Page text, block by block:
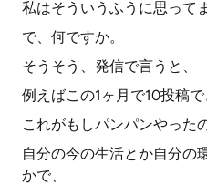
私はそういうふうに思って
で、何ですか。
そうそう、発信で言うと、
例えばこの1ヶ月で10投稿で
これがもしパンパンやった
自分の今の生活とか自分の
かで、